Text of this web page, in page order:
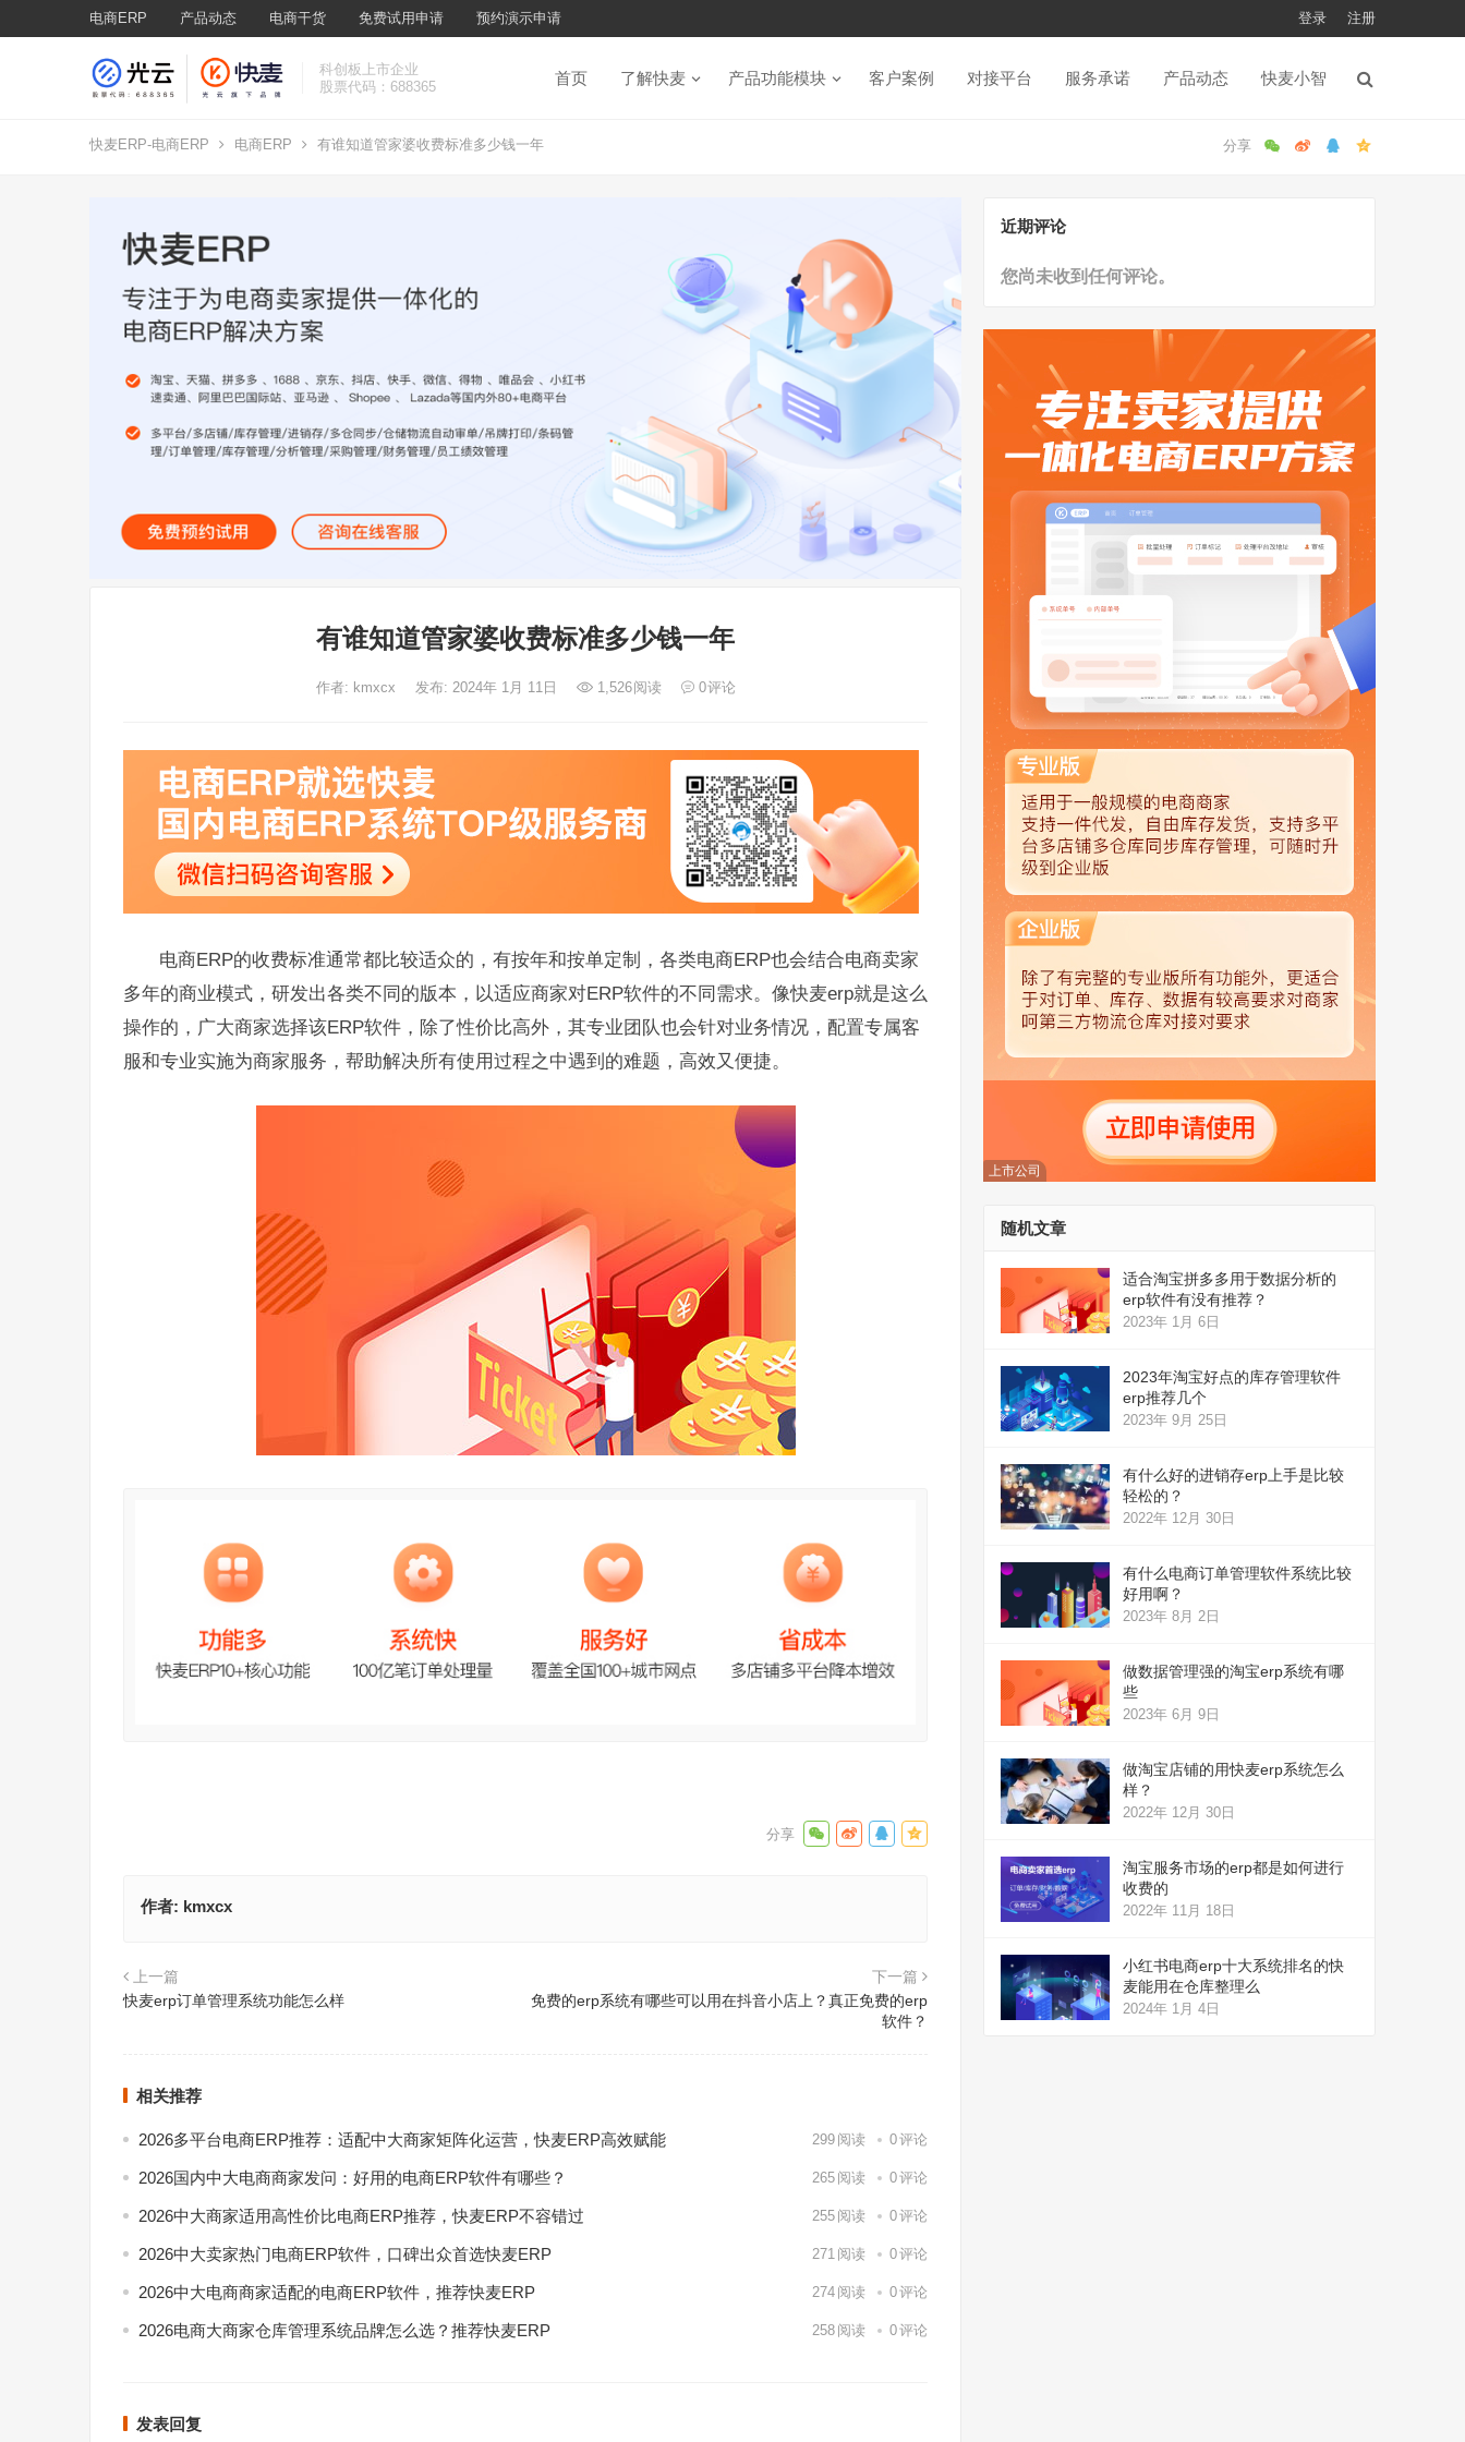
电商ERP 产品动态 电商干货 免费试用申请 预约演示申请 登录 注册
科创板上市企业
股票代码：688365
首页 了解快麦 产品功能模块 客户案例 对接平台 服务承诺 产品动态 快麦小智
快麦ERP-电商ERP 电商ERP 有谁知道管家婆收费标准多少钱一年
有谁知道管家婆收费标准多少钱一年
作者: kmxcx 发布: 2024年 1月 11日 1,526阅读 0评论
电商ERP的收费标准通常都比较适众的，有按年和按单定制，各类电商ERP也会结合电商卖家
多年的商业模式，研发出各类不同的版本，以适应商家对ERP软件的不同需求。像快麦erp就是这么
操作的，广大商家选择该ERP软件，除了性价比高外，其专业团队也会针对业务情况，配置专属客
服和专业实施为商家服务，帮助解决所有使用过程之中遇到的难题，高效又便捷。
作者: kmxcx
上一篇
快麦erp订单管理系统功能怎么样
下一篇
免费的erp系统有哪些可以用在抖音小店上？真正免费的erp
软件？
相关推荐
2026多平台电商ERP推荐：适配中大商家矩阵化运营，快麦ERP高效赋能 299 阅读 0评论
2026国内中大电商商家发问：好用的电商ERP软件有哪些？ 265 阅读 0评论
2026中大商家适用高性价比电商ERP推荐，快麦ERP不容错过 255 阅读 0评论
2026中大卖家热门电商ERP软件，口碑出众首选快麦ERP 271 阅读 0评论
2026中大电商商家适配的电商ERP软件，推荐快麦ERP 274 阅读 0评论
2026电商大商家仓库管理系统品牌怎么选？推荐快麦ERP 258 阅读 0评论
发表回复
近期评论
您尚未收到任何评论。
上市公司
随机文章
适合淘宝拼多多用于数据分析的
erp软件有没有推荐？
2023年 1月 6日
2023年淘宝好点的库存管理软件
erp推荐几个
2023年 9月 25日
有什么好的进销存erp上手是比较
轻松的？
2022年 12月 30日
有什么电商订单管理软件系统比较
好用啊？
2023年 8月 2日
做数据管理强的淘宝erp系统有哪
些
2023年 6月 9日
做淘宝店铺的用快麦erp系统怎么
样？
2022年 12月 30日
淘宝服务市场的erp都是如何进行
收费的
2022年 11月 18日
小红书电商erp十大系统排名的快
麦能用在仓库整理么
2024年 1月 4日